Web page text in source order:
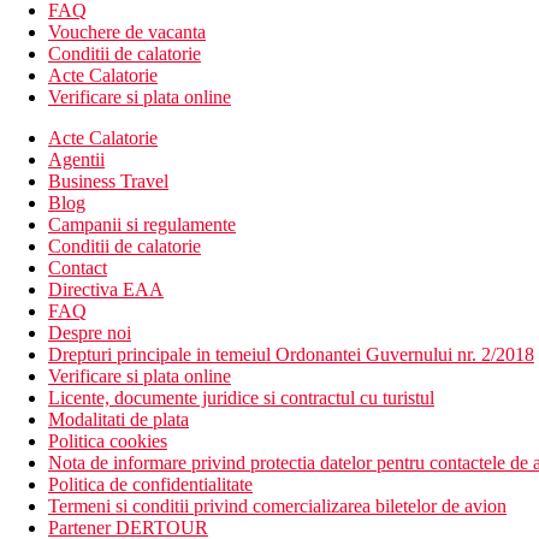
Sala fitness
Centru SPA
Descrierea plajei
Activitati in cadrul hotelului
piscina in aer liber
centru SPA & Wellness
piscina pentru copii
biliard
tenis de masa
Categoria oficiala
4 stele
Important
Pentru sosiri incepand cu data de 01.05.2025 este obligatoriu
Completarea se va face accesand : TDAC Portal:https://
Portalul le va permite turistilor sa selecteze data sosirii in
FAQ
Vouchere de vacanta
Conditii de calatorie
Acte Calatorie
Verificare si plata online
Acte Calatorie
Agentii
Business Travel
Blog
Campanii si regulamente
Conditii de calatorie
Contact
Directiva EAA
FAQ
Despre noi
Drepturi principale in temeiul Ordonantei Guvernului nr. 2/2018
Verificare si plata online
Licente, documente juridice si contractul cu turistul
Modalitati de plata
Politica cookies
Nota de informare privind protectia datelor pentru contactele de
Politica de confidentialitate
Termeni si conditii privind comercializarea biletelor de avion
Partener DERTOUR